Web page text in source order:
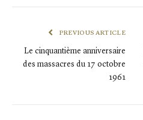
PREVIOUS ARTICLE
Le cinquantième anniversaire
des massacres du 17 octobre
1961